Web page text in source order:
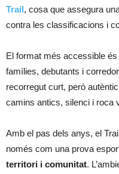
Trail, cosa que assegura
contra les classificacions i
El format més accessible és
famílies, debutants i
recorregut curt, però
camins antics, silenci i roca
Amb el pas dels anys, el
només com una prova
territori i comunitat.